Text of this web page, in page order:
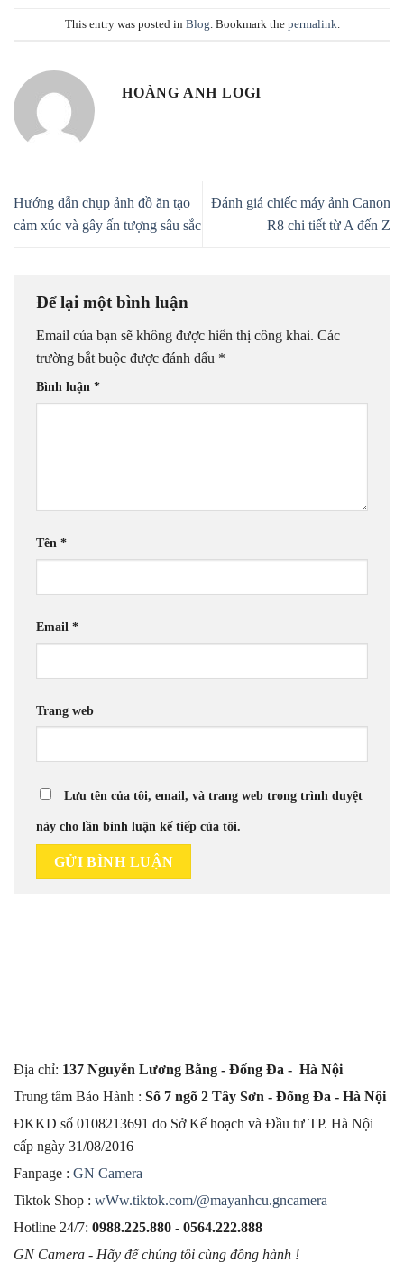
This entry was posted in Blog . Bookmark the permalink
HOÀNG ANH LOGI
Hướng dẫn chụp ảnh đồ ăn tạo
cảm xúc và gây ấn tượng sâu sắc
Đánh giá chiếc máy ảnh Canon
R8 chi tiết từ A đến Z
Để lại một bình luận
Email của bạn sẽ không được hiển thị công khai. Các
trường bắt buộc được đánh dấu *
Bình luận *
Tên *
Email *
Trang web
Lưu tên của tôi, email, và trang web trong trình duyệt
này cho lần bình luận kế tiếp của tôi.
Địa chỉ: 137 Nguyễn Lương Bằng - Đống Đa - Hà Nội
Trung tâm Bảo Hành : Số 7 ngõ 2 Tây Sơn - Đống Đa - Hà Nội
ĐKKD số 0108213691 do Sở Kế hoạch và Đầu tư TP. Hà Nội
cấp ngày 31/08/2016
Fanpage : GN Camera
Tiktok Shop : wWw.tiktok.com/@mayanhcu.gncamera
Hotline 24/7: 0988.225.880 - 0564.222.888
GN Camera - Hãy để chúng tôi cùng đồng hành !